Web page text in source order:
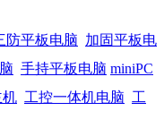
防平板电脑 加固平板电
手持平板电脑 miniPC
机 工控一体机电脑 工